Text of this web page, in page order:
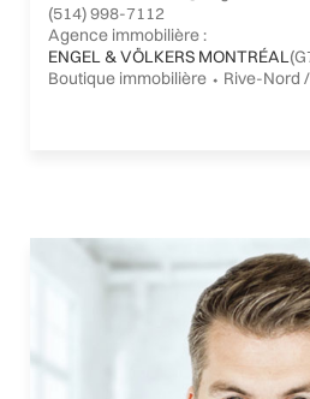
(514) 998-7112
Agence immobilière :
ENGEL & VÖLKERS MONTRÉAL
Boutique immobilière ⬩ Rive-Nord